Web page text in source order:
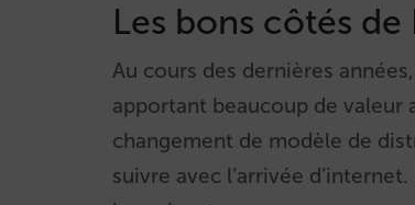
Les bons côtés
Au cours des dernières
apportant beaucoup de valeur
changement de modèle de
suivre avec l’arrivée